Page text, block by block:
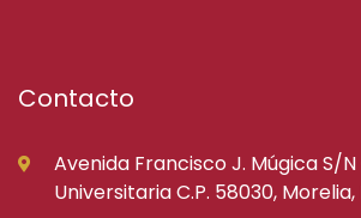
Contacto
Avenida Francisco J. Múgica S/
Universitaria C.P. 58030,